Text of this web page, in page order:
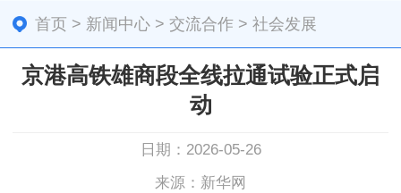
首页 > 新闻中心 >交流合作 >社会发展
京港高铁雄商段全线拉通试验正式启
动
日期：2026-05-26
来源：新华网